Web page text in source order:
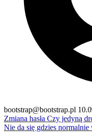
bootstrap@bootstrap.pl
Zmiana hasła Czy jedyną
Nie da się gdzies